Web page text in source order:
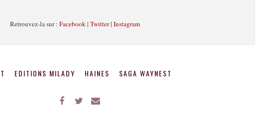
Retrouvez-la sur : Facebook | Twitter| Instagram
EDITIONS MILADY HAINES SAGA WAYNEST